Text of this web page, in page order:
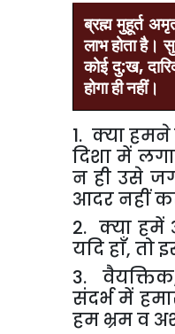
ब्रह्म मुहूर्त
लाभहोताहै।
कोईदु:ख,
होगाहीनहीं।
1. क्या हमने
दिशा में
न ही उसे
आदर नहीं
2. क्या हमें
यदि हाँ, तो
3.
संदर्भ में
हम भ्रम व